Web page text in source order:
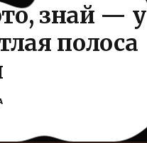
знай — у
полоса